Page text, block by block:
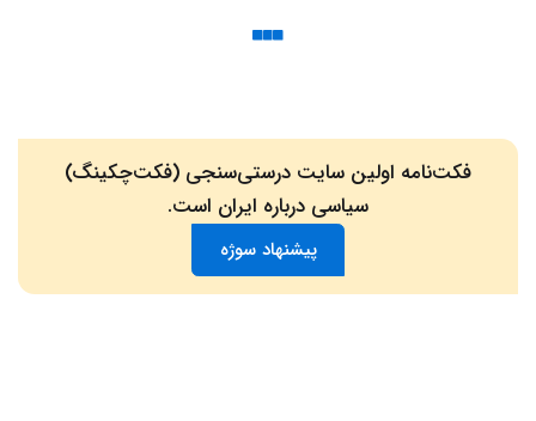
فکت‌نامه اولین سایت درستی‌سنجی (فکت‌چکینگ)
سیاسی درباره ایران است.
پیشنهاد سوژه